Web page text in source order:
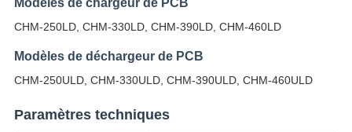
Modèles de chargeur de PCB
CHM-250LD, CHM-330LD, CHM-390LD, CHM-460LD
Modèles de déchargeur de PCB
CHM-250ULD, CHM-330ULD, CHM-390ULD, CHM-460ULD
Paramètres techniques